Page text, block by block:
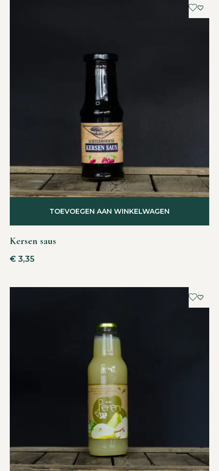
Kersen saus
€ 3,35
TOEVOEGEN AAN WINKELWAGEN